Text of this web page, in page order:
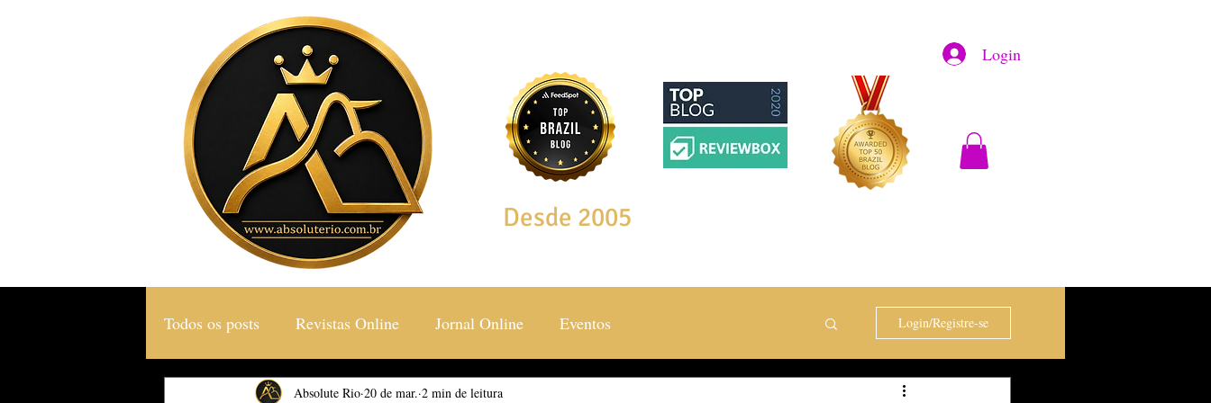
Login
Desde 2005
Todos os posts Revistas Online Jornal Online Eventos
Gastronomia & Turismo Social & Estilos
Login/Registre-se
Absolute Rio 20 de mar. 2 min de leitura